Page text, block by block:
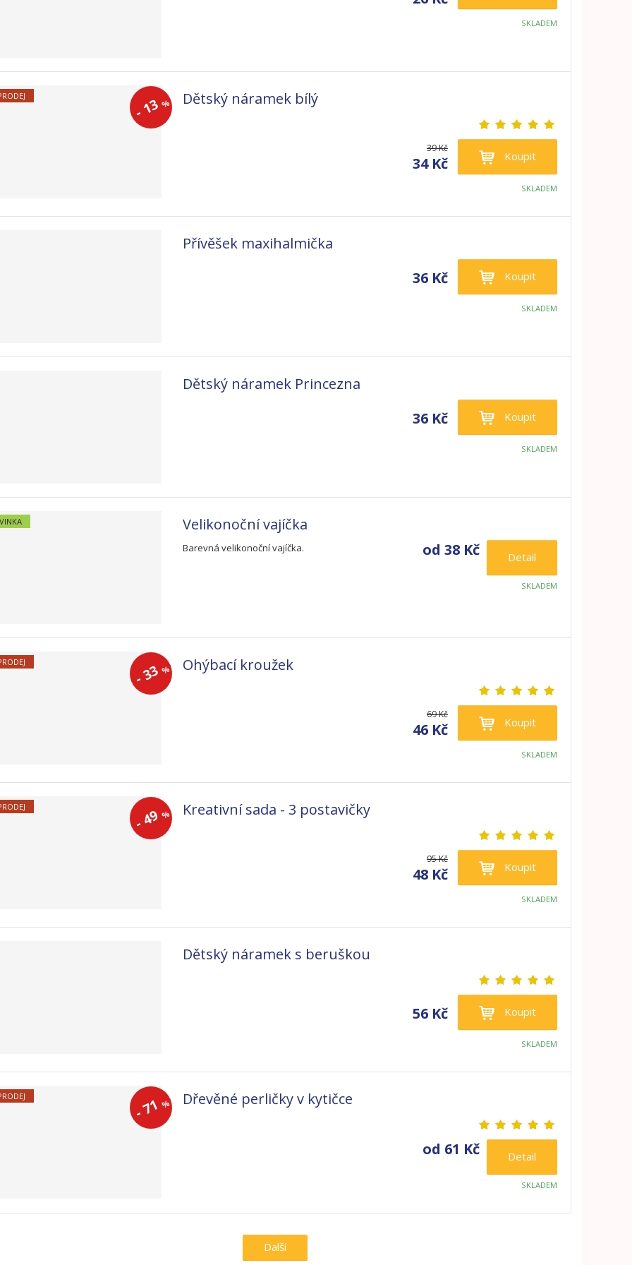
SKLADEM
Dětský náramek bílý
-13%
39 Kč
34 Kč Koupit
SKLADEM
Přívěšek maxihalmička
36 Kč
Koupit
SKLADEM
Dětský náramek Princezna
36 Kč
Koupit
SKLADEM
Velikonoční vajíčka
Barevná velikonoční vajíčka. od 38 Kč Detail
SKLADEM
Ohýbací kroužek
-33%
69 Kč
46 Kč Koupit
SKLADEM
Kreativní sada - 3 postavičky
-49%
95 Kč
48 Kč Koupit
SKLADEM
Dětský náramek s beruškou
56 Kč Koupit
SKLADEM
Dřevěné perličky v kytičce
-71%
od 61 Kč Detail
SKLADEM
Další